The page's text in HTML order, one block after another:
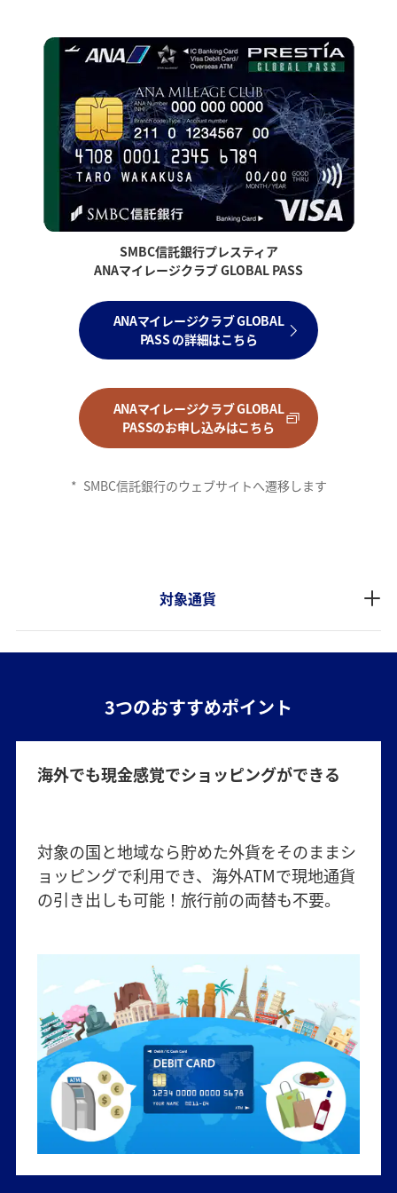
SMBC信託銀行プレスティア
ANAマイレージクラブ GLOBAL PASS
ANAマイレージクラブ GLOBAL
PASS の詳細はこちら
ANAマイレージクラブ GLOBAL
PASSのお申し込みはこちら
* SMBC信託銀行のウェブサイトへ遷移します
対象通貨
3つのおすすめポイント
海外でも現金感覚でショッピングができる
対象の国と地域なら貯めた外貨をそのままシ
ョッピングで利用でき、海外ATMで現地通貨
の引き出しも可能！旅行前の両替も不要。